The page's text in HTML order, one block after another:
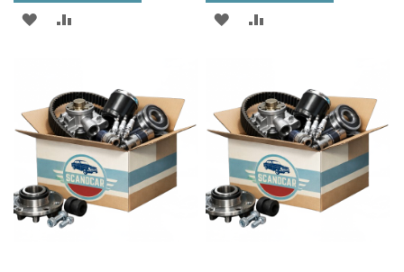
AJOUTER
LISTE
D’ENVIE
AJOUTER
LISTE
D’ENVIE